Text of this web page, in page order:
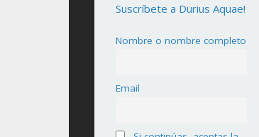
Suscríbete a Durius Aquae!
Nombre o nombre completo
Email